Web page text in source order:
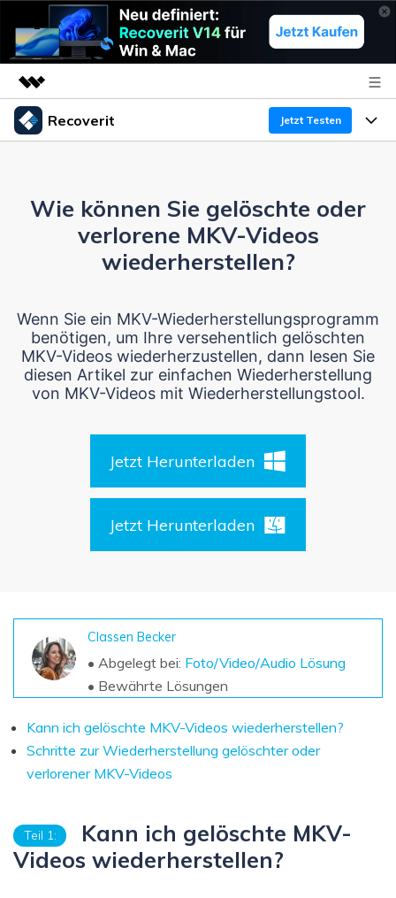
Top-Produkte
Überblick
Über uns
Support
Recoverit Jetzt Testen
Recoverit für Windows
KI
Ein führendes Tool zur Datenrettung für Windows
Recoverit für Mac
KI
Unbegrenzte Daten vom Mac-System
Kostenlos Testen
Kostenlos Testen
Repairit - Datenreparatur
Funktionen
Wiederherstellung von Laufwerken
Exklusive Wiederherstellungsl?sungen Neu
Dokumente wiederherstellen
ALLE FUNKTIONEN ENTDECKEN
Experte für Datenrettung
Kundengeschichten
Aktuelles Thema
Guide
DOWNLOAD Sign In
search
Wie können Sie gelöschte oder
verlorene MKV-Videos
wiederherstellen?
Wenn Sie ein MKV-Wiederherstellungsprogramm
benötigen, um Ihre versehentlich gelöschten
MKV-Videos wiederherzustellen, dann lesen Sie
diesen Artikel zur einfachen Wiederherstellung
von MKV-Videos mit Wiederherstellungstool.
Jetzt Herunterladen
Jetzt Herunterladen
Classen Becker
• Abgelegt bei: Foto/Video/Audio Lösung
• Bewährte Lösungen
Kann ich gelöschte MKV-Videos wiederherstellen?
Schritte zur Wiederherstellung gelöschter oder
verlorener MKV-Videos
Teil 1:
Kann ich gelöschte MKV-
Videos wiederherstellen?